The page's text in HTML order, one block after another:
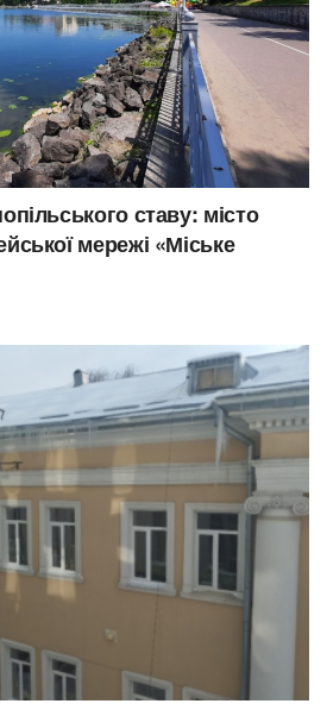
ставу: місто
мережі «Міське